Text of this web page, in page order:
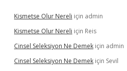
Kismetse Olur Nereli için admin
Kismetse Olur Nereli için Reis
Cinsel Seleksiyon Ne Demek için admin
Cinsel Seleksiyon Ne Demek için Sevil